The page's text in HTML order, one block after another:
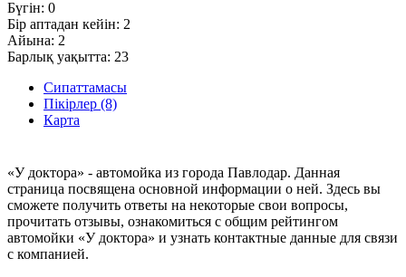
Бүгін: 0
Бір аптадан кейін: 2
Айына: 2
Барлық уақытта: 23
Сипаттамасы
Пікірлер (8)
Карта
«У доктора» - автомойка из города Павлодар. Данная
страница посвящена основной информации о ней. Здесь вы
сможете получить ответы на некоторые свои вопросы,
прочитать отзывы, ознакомиться с общим рейтингом
автомойки «У доктора» и узнать контактные данные для связи
с компанией.